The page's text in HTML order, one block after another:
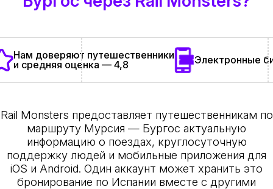
Нам доверяют путешественники
и средняя оценка — 4,8
Электронные
Rail Monsters предоставляет путешественникам по
маршруту Мурсия — Бургос актуальную
информацию о поездах, круглосуточную
поддержку людей и мобильные приложения для
iOS и Android. Один аккаунт может хранить это
бронирование по Испании вместе с другими